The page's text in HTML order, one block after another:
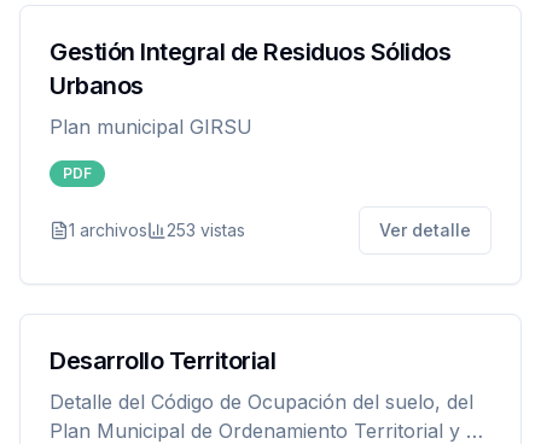
Gestión Integral de Residuos Sólidos
Urbanos
Plan municipal GIRSU
PDF
1 archivos 253 vistas Ver detalle
Desarrollo Territorial
Detalle del Código de Ocupación del suelo, del
Plan Municipal de Ordenamiento Territorial y su